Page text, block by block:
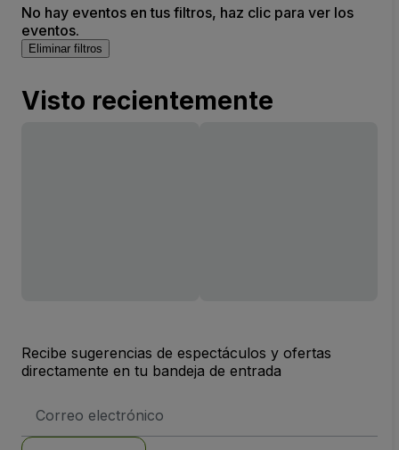
No hay eventos en tus filtros, haz clic para ver los
eventos.
Eliminar filtros
Visto recientemente
Recibe sugerencias de espectáculos y ofertas
directamente en tu bandeja de entrada
de